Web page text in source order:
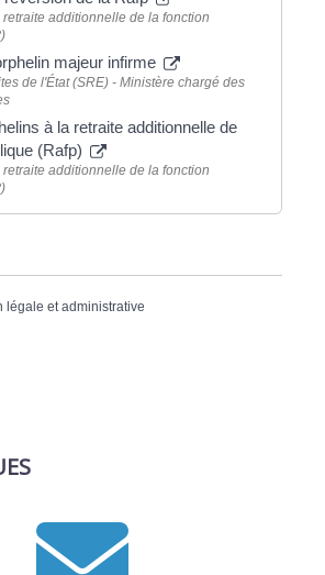
additionnelle de la fonction
majeur infirme
de l'État (SRE) - Ministère chargé des
à la retraite additionnelle de
(Rafp)
additionnelle de la fonction
légale et administrative